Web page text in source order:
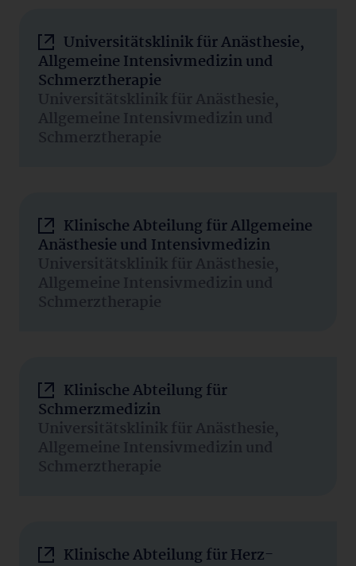
Universitätsklinik für Anästhesie,
Allgemeine Intensivmedizin und
Schmerztherapie
Universitätsklinik für Anästhesie,
Allgemeine Intensivmedizin und
Schmerztherapie
Klinische Abteilung für Allgemeine
Anästhesie und Intensivmedizin
Universitätsklinik für Anästhesie,
Allgemeine Intensivmedizin und
Schmerztherapie
Klinische Abteilung für
Schmerzmedizin
Universitätsklinik für Anästhesie,
Allgemeine Intensivmedizin und
Schmerztherapie
Klinische Abteilung für Herz-